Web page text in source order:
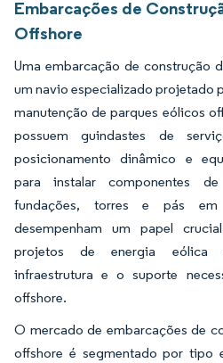
Embarcações de
Offshore
Uma embarcação de construção
um navio especializado projetado
manutenção de parques eólicos
possuem guindastes de
posicionamento dinâmico e
para instalar componentes
fundações, torres e pás em
desempenham um papel
projetos de energia eólica
infraestrutura e o suporte
offshore.
O mercado de embarcações de
offshore é segmentado por tipo